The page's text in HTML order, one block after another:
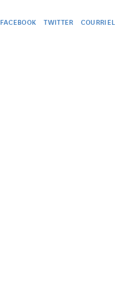
FACEBOOK TWITTER COURRIEL